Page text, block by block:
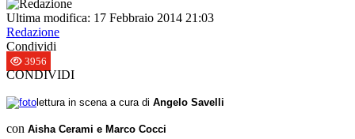
Ultima modifica: 17 Febbraio 2014 21:03
Redazione
Condividi
3956
CONDIVIDI
lettura in scena a cura di Angelo Savelli
con Aisha Cerami e Marco Cocci